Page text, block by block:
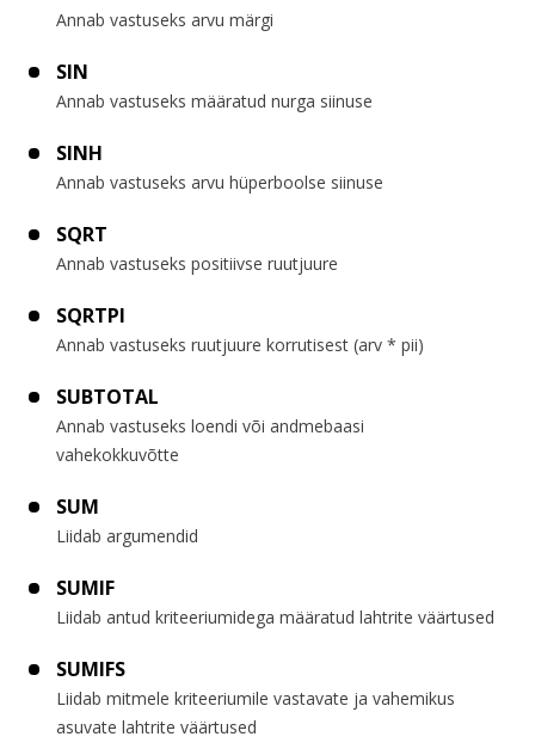
Annab vastuseks arvu märgi
SIN
Annab vastuseks määratud nurga siinuse
SINH
Annab vastuseks arvu hüperboolse siinuse
SQRT
Annab vastuseks positiivse ruutjuure
SQRTPI
Annab vastuseks ruutjuure korrutisest (arv * pii)
SUBTOTAL
Annab vastuseks loendi või andmebaasi
vahekokkuvõtte
SUM
Liidab argumendid
SUMIF
Liidab antud kriteeriumidega määratud lahtrite väärtused
SUMIFS
Liidab mitmele kriteeriumile vastavate ja vahemikus
asuvate lahtrite väärtused